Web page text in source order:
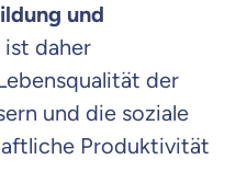
und
ist daher
der
und die soziale
Produktivität